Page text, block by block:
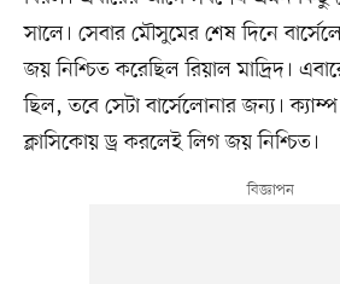
সালে। সেবার মৌসুমের শেষ দিনে
জয় নিশ্চিত করেছিল রিয়াল মাদ্রিদ।
ছিল, তবে সেটা বার্সেলোনার জন্য।
ক্লাসিকোয় ড্র করলেই লিগ জয় নিশ্চিত।